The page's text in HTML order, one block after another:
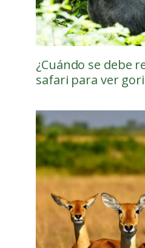
¿Cuándo se debe
safari para ver